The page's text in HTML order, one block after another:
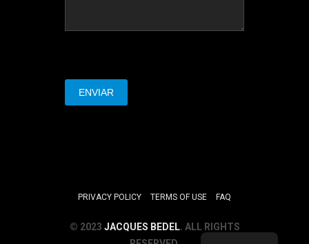
PRIVACY POLICY TERMS OF USE FAQ
© 2023 JACQUES BEDEL. ALL RIGHTS